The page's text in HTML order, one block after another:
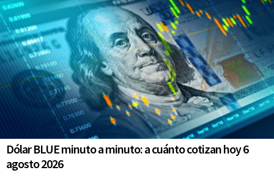
Dólar BLUE minuto a minuto: a cuánto cotizan hoy 6
agosto 2026